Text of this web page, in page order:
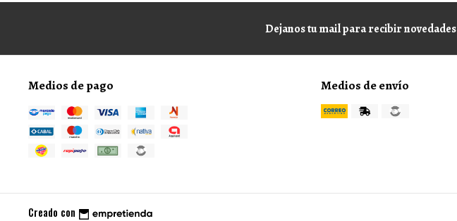
Dejanos tu mail para recibir novedades
Medios de pago Medios de envío
Creado con